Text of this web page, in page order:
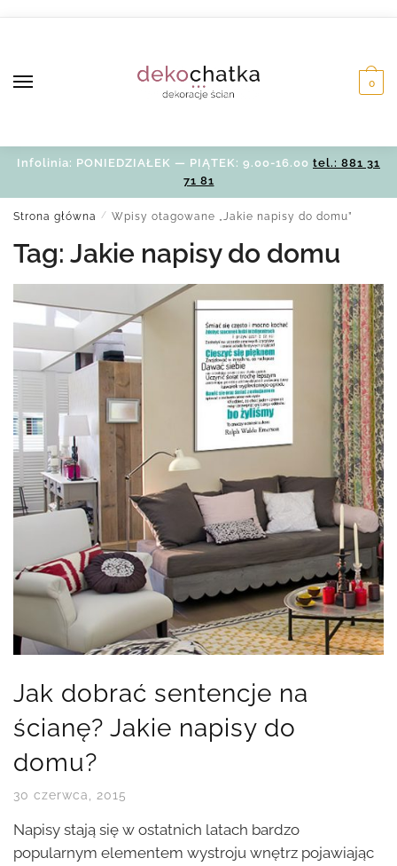
0
Infolinia: PONIEDZIAŁEK — PIĄTEK: 9.00-16.00 tel.: 881 31
71 81
Strona główna / Wpisy otagowane „Jakie napisy do domu”
Tag: Jakie napisy do domu
Jak dobrać sentencje na
ścianę? Jakie napisy do
domu?
30 czerwca, 2015
Napisy stają się w ostatnich latach bardzo
popularnym elementem wystroju wnętrz pojawiając